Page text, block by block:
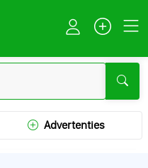
Advertenties